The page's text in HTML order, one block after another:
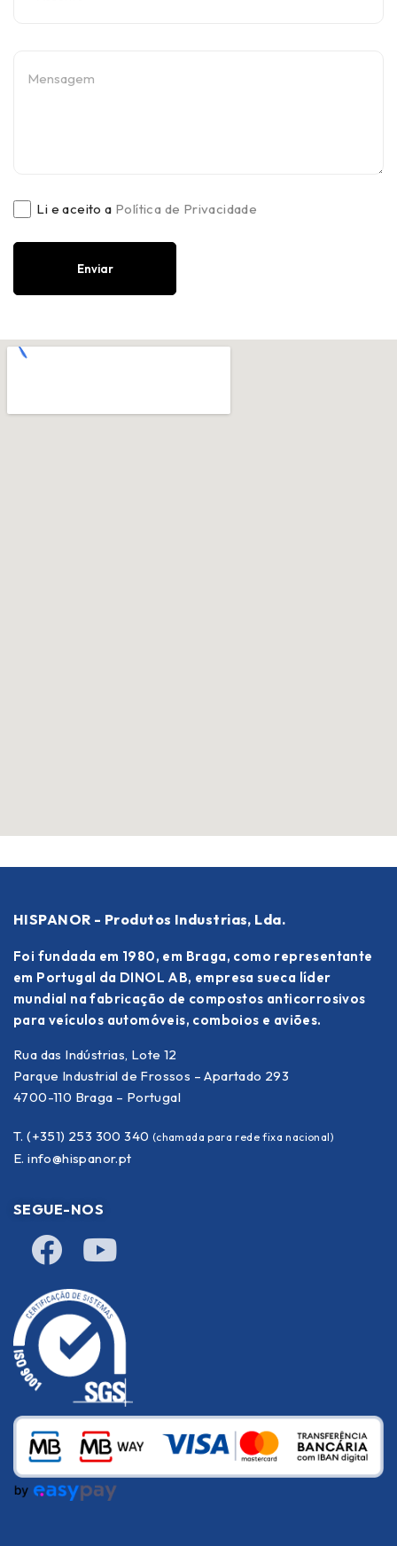
Li e aceito a Política de Privacidade
HISPANOR - Produtos Industrias, Lda.
Foi fundada em 1980, em Braga, como representante
em Portugal da DINOL AB, empresa sueca líder
mundial na fabricação de compostos anticorrosivos
para veículos automóveis, comboios e aviões.
Rua das Indústrias, Lote 12
Parque Industrial de Frossos – Apartado 293
4700-110 Braga – Portugal
T. (+351) 253 300 340 (chamada para rede fixa nacional)
E. info@hispanor.pt
SEGUE-NOS